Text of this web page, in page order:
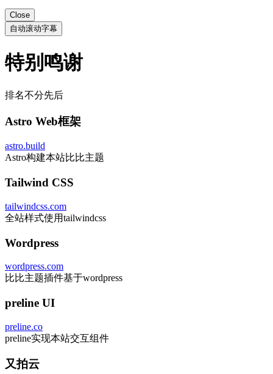
Close
自动滚动字幕
特别鸣谢
排名不分先后
Astro Web框架
astro.build
Astro构建本站比比主题
Tailwind CSS
tailwindcss.com
全站样式使用tailwindcss
Wordpress
wordpress.com
比比主题插件基于wordpress
preline UI
preline.co
preline实现本站交互组件
又拍云